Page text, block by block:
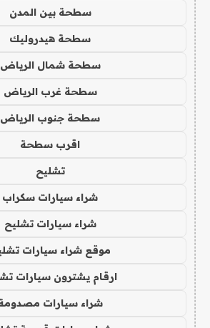
سطحة بين المدن
سطحة هيدروليك
سطحة شمال الرياض
سطحة غرب الرياض
سطحة جنوب الرياض
اقرب سطحة
تشليح
شراء سيارات سكراب
شراء سيارات تشليح
موقع شراء سيارات
ارقام يشترون سيارات
شراء سيارات